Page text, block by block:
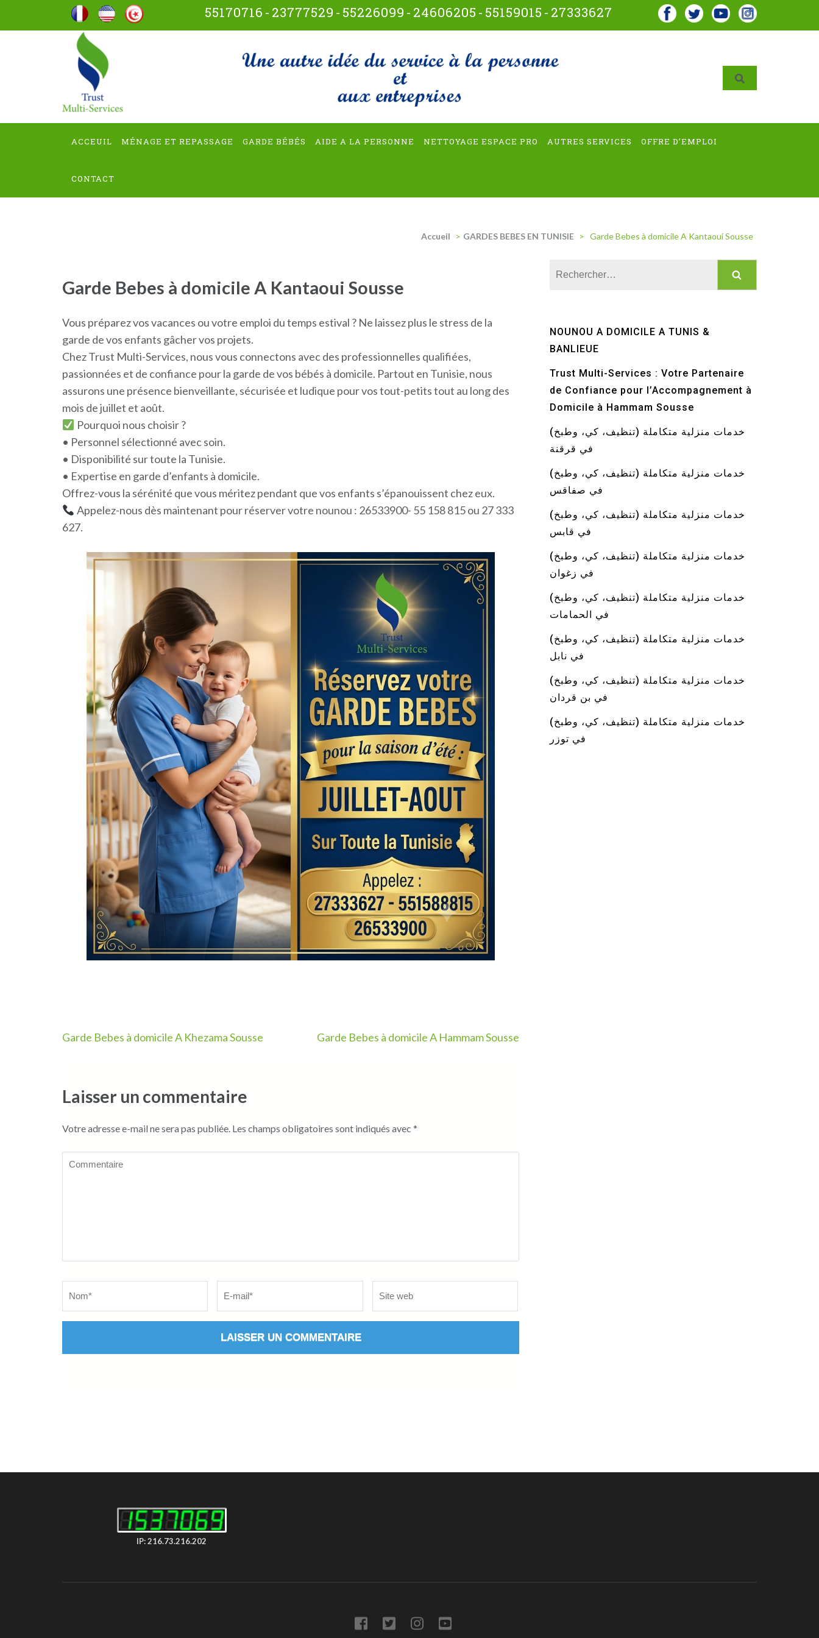
55170716 - 23777529 - 55226099 - 24606205 - 55159015 - 27333627
trust-multiservices
ACCEUIL MÉNAGE ET REPASSAGE GARDE BÉBÉS AIDE A LA PERSONNE NETTOYAGE ESPACE PRO AUTRES SERVICES OFFRE D’EMPLOI
CONTACT
Accueil > GARDES BEBES EN TUNISIE > Garde Bebes à domicile A Kantaoui Sousse
Garde Bebes à domicile A Kantaoui Sousse
Vous préparez vos vacances ou votre emploi du temps estival ? Ne laissez plus le stress de la
garde de vos enfants gâcher vos projets.
Chez Trust Multi-Services, nous vous connectons avec des professionnelles qualifiées,
passionnées et de confiance pour la garde de vos bébés à domicile. Partout en Tunisie, nous
assurons une présence bienveillante, sécurisée et ludique pour vos tout-petits tout au long des
mois de juillet et août.
Pourquoi nous choisir ?
• Personnel sélectionné avec soin.
• Disponibilité sur toute la Tunisie.
• Expertise en garde d’enfants à domicile.
Offrez-vous la sérénité que vous méritez pendant que vos enfants s’épanouissent chez eux.
Appelez-nous dès maintenant pour réserver votre nounou : 26533900- 55 158 815 ou 27 333
627.
Navigation
Garde Bebes à domicile A Khezama Sousse Garde Bebes à domicile A Hammam Sousse
Laisser un commentaire
Votre adresse e-mail ne sera pas publiée. Les champs obligatoires sont indiqués avec *
Commentaire
Rechercher :
NOUNOU A DOMICILE A TUNIS &
BANLIEUE
Trust Multi-Services : Votre Partenaire
de Confiance pour l’Accompagnement à
Domicile à Hammam Sousse
خدمات منزلية متكاملة (تنظيف، كي، وطبخ)
في قرقنة
خدمات منزلية متكاملة (تنظيف، كي، وطبخ)
في صفاقس
خدمات منزلية متكاملة (تنظيف، كي، وطبخ)
في قابس
خدمات منزلية متكاملة (تنظيف، كي، وطبخ)
في زغوان
خدمات منزلية متكاملة (تنظيف، كي، وطبخ)
في الحمامات
خدمات منزلية متكاملة (تنظيف، كي، وطبخ)
في نابل
خدمات منزلية متكاملة (تنظيف، كي، وطبخ)
في بن قردان
خدمات منزلية متكاملة (تنظيف، كي، وطبخ)
في توزر
IP: 216.73.216.202